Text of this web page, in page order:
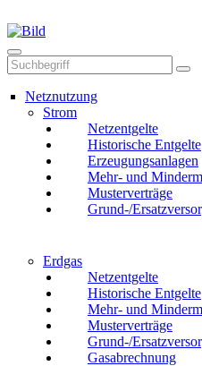
Netznutzung
Strom
Netzentgelte
Historische Entgelte
Erzeugungsanlagen
Mehr- und
Musterverträge
Grund-/
Erdgas
Netzentgelte
Historische Entgelte
Mehr- und
Musterverträge
Grund-/
Gasabrechnung